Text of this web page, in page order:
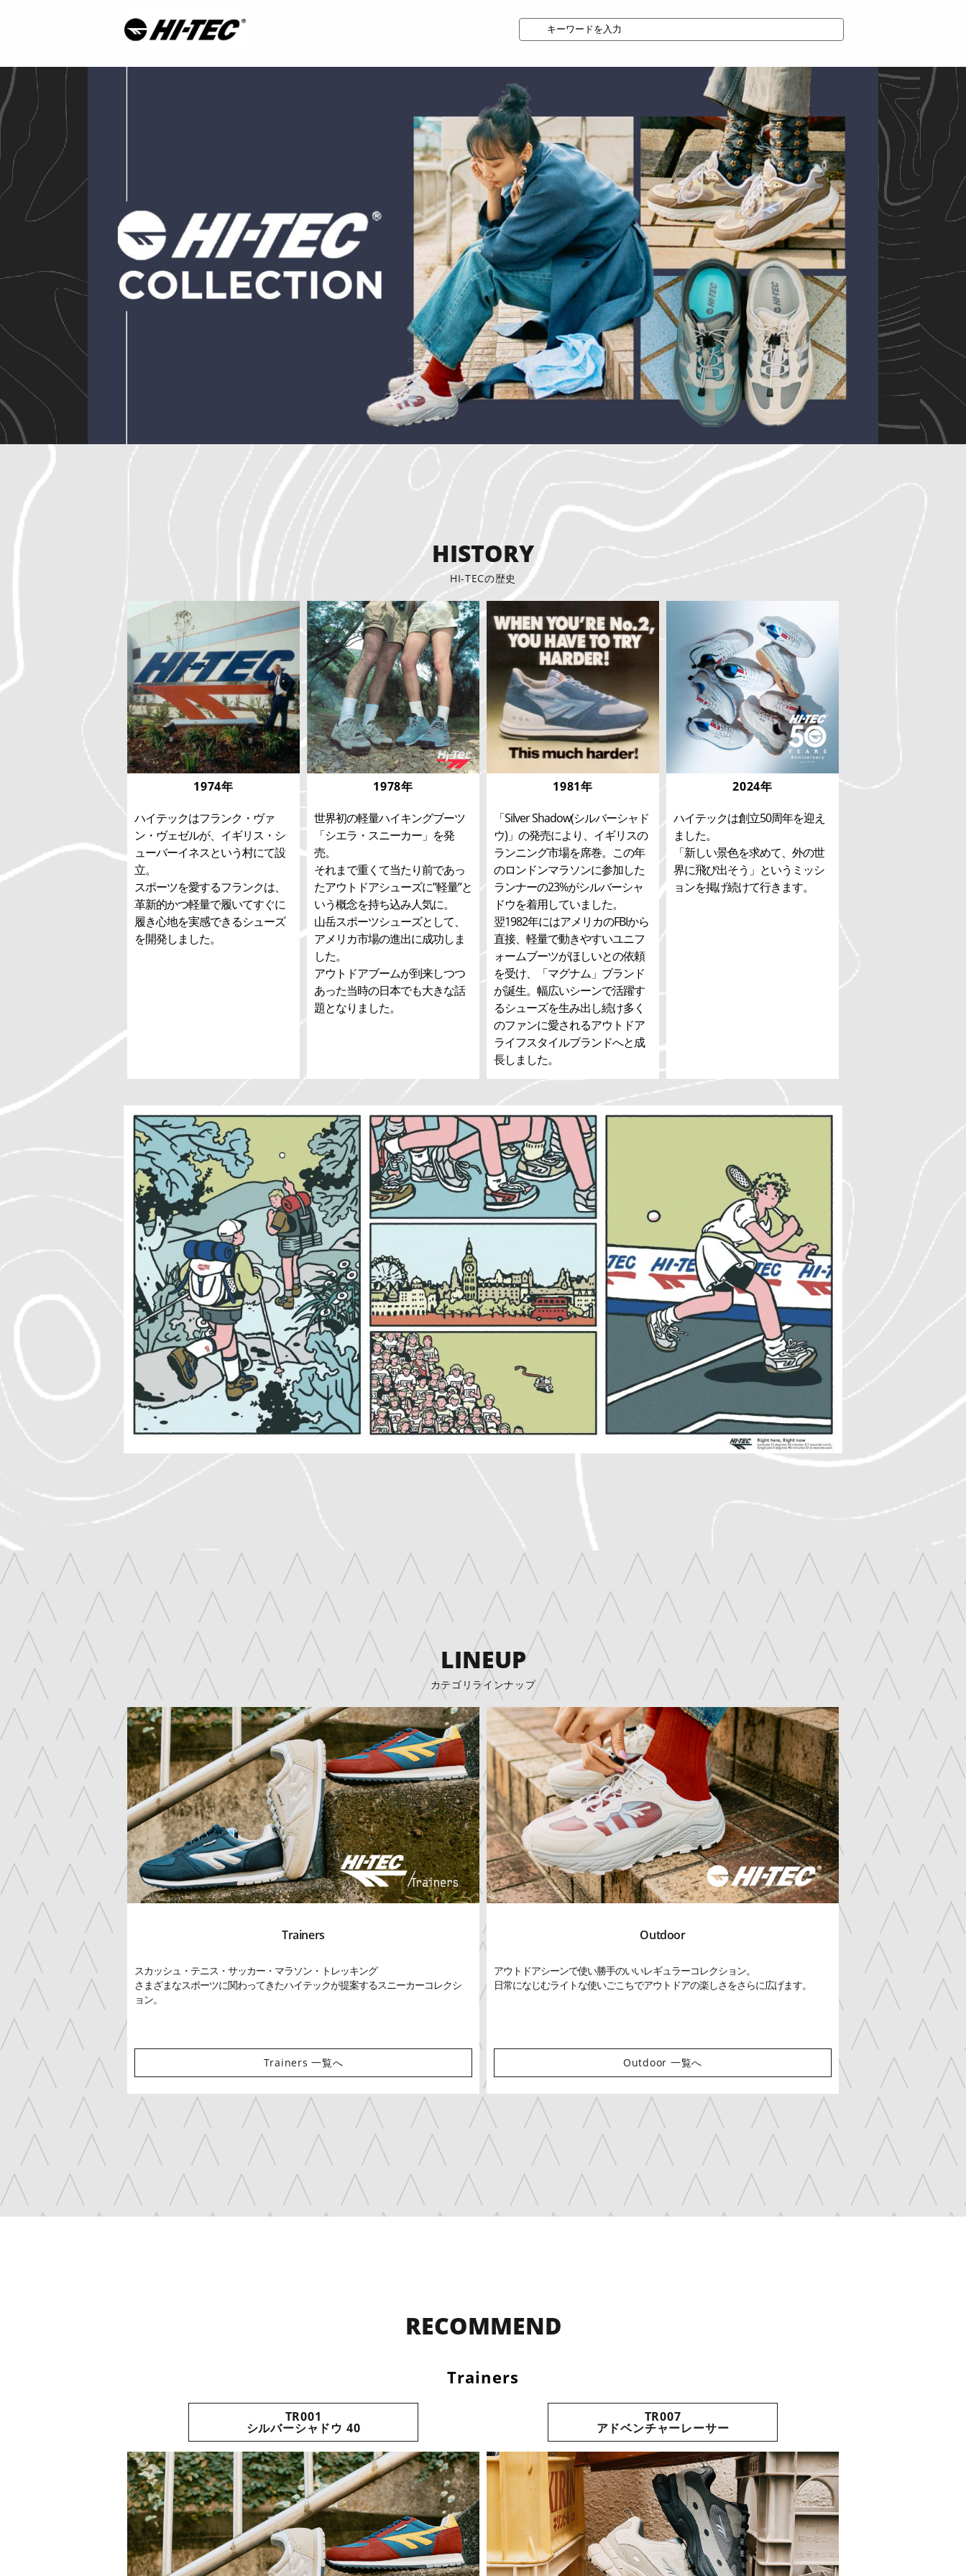
HISTORY
HI-TECの歴史
1974年
ハイテックはフランク・ヴァ
ン・ヴェゼルが、イギリス・シ
ューバーイネスという村にて設
立。
スポーツを愛するフランクは、
革新的かつ軽量で履いてすぐに
履き心地を実感できるシューズ
を開発しました。
1978年
世界初の軽量ハイキングブーツ
「シエラ・スニーカー」を発
売。
それまで重くて当たり前であっ
たアウトドアシューズに”軽量”と
いう概念を持ち込み人気に。
山岳スポーツシューズとして、
アメリカ市場の進出に成功しま
した。
アウトドアブームが到来しつつ
あった当時の日本でも大きな話
題となりました。
1981年
「Silver Shadow(シルバーシャド
ウ)」の発売により、イギリスの
ランニング市場を席巻。この年
のロンドンマラソンに参加した
ランナーの23%がシルバーシャ
ドウを着用していました。
翌1982年にはアメリカのFBIから
直接、軽量で動きやすいユニフ
ォームブーツがほしいとの依頼
を受け、「マグナム」ブランド
が誕生。幅広いシーンで活躍す
るシューズを生み出し続け多く
のファンに愛されるアウトドア
ライフスタイルブランドへと成
長しました。
2024年
ハイテックは創立50周年を迎え
ました。
「新しい景色を求めて、外の世
界に飛び出そう」というミッシ
ョンを掲げ続けて行きます。
LINEUP
カテゴリラインナップ
Trainers
スカッシュ・テニス・サッカー・マラソン・トレッキング
さまざまなスポーツに関わってきたハイテックが提案するスニーカーコレクシ
ョン。
Trainers 一覧へ
Outdoor
アウトドアシーンで使い勝手のいいレギュラーコレクション。
日常になじむライトな使いごこちでアウトドアの楽しさをさらに広げます。
Outdoor 一覧へ
RECOMMEND
Trainers
TR001
シルバーシャドウ 40
TR007
アドベンチャーレーサー